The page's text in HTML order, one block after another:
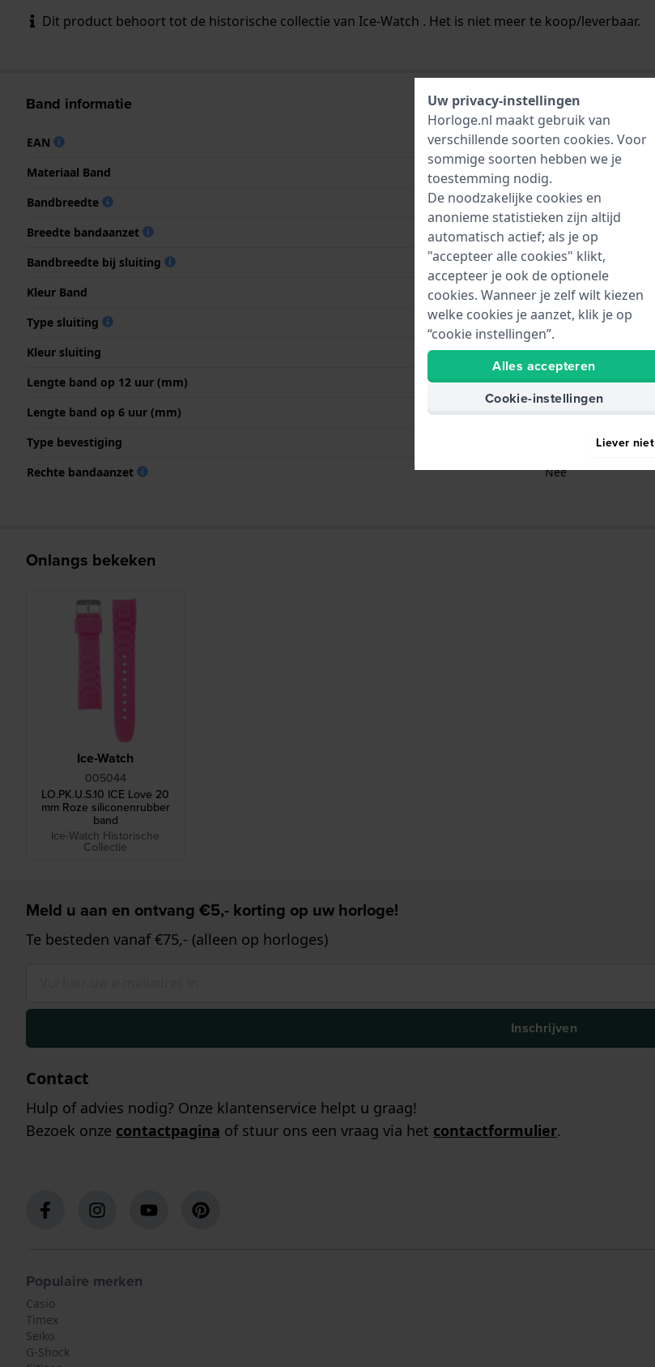
Dit product behoort tot de historische collectie van Ice-Watch . Het is niet meer te koop/leverbaar.
Band informatie
EAN
4895164018161
Materiaal Band
Bandbreedte
20 mm
Breedte bandaanzet
20 mm
Bandbreedte bij sluiting
18 mm
Kleur Band
Roze
Type sluiting
Gesp
Kleur sluiting
Zilver
Lengte band op 12 uur (mm)
80 mm
Lengte band op 6 uur (mm)
120 mm
Type bevestiging
Bandpennen
Rechte bandaanzet
Nee
Onlangs bekeken
Ice-Watch
005044
LO.PK.U.S.10 ICE Love 20
mm Roze siliconenrubber
band
Ice-Watch Historische
Collectie
Meld u aan en ontvang €5,- korting op uw horloge!
Te besteden vanaf €75,- (alleen op horloges)
Inschrijven
Contact
Hulp of advies nodig? Onze klantenservice helpt u graag!
Bezoek onze contactpagina of stuur ons een vraag via het contactformulier.
Populaire merken
Casio
Timex
Seiko
G-Shock
Uw privacy-instellingen
Horloge.nl maakt gebruik van
verschillende soorten cookies. Voor
sommige soorten hebben we je
toestemming nodig.
De noodzakelijke cookies en
anonieme statistieken zijn altijd
automatisch actief; als je op
"accepteer alle cookies" klikt,
accepteer je ook de optionele
cookies. Wanneer je zelf wilt kiezen
welke cookies je aanzet, klik je op
“cookie instellingen”.
Alles accepteren
Cookie-instellingen
Liever niet